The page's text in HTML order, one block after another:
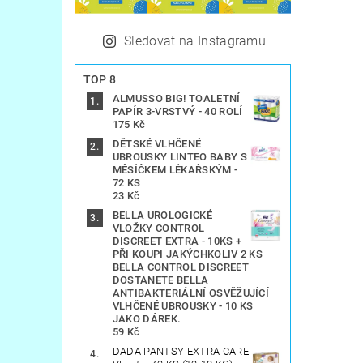
Sledovat na Instagramu
TOP 8
ALMUSSO BIG! TOALETNÍ
PAPÍR 3-VRSTVÝ - 40 ROLÍ
175 Kč
DĚTSKÉ VLHČENÉ
UBROUSKY LINTEO BABY S
MĚSÍČKEM LÉKAŘSKÝM -
72 KS
23 Kč
BELLA UROLOGICKÉ
VLOŽKY CONTROL
DISCREET EXTRA - 10KS +
PŘI KOUPI JAKÝCHKOLIV 2 KS
BELLA CONTROL DISCREET
DOSTANETE BELLA
ANTIBAKTERIÁLNÍ OSVĚŽUJÍCÍ
VLHČENÉ UBROUSKY - 10 KS
JAKO DÁREK.
59 Kč
DADA PANTSY EXTRA CARE